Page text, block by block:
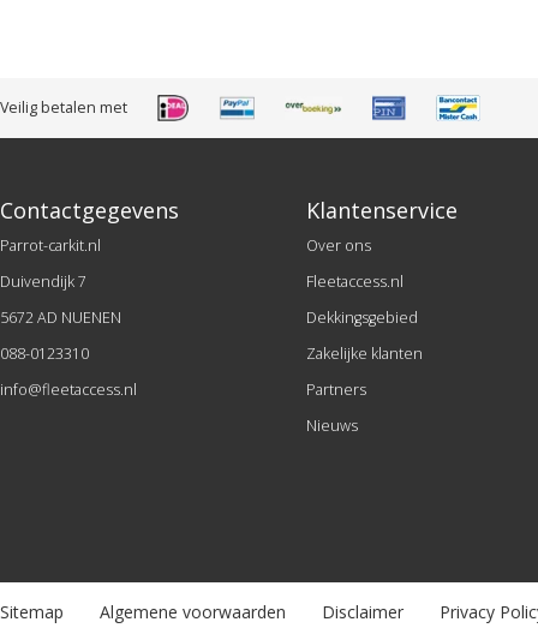
Veilig betalen met
Contactgegevens
Parrot-carkit.nl
Duivendijk 7
5672 AD NUENEN
088-0123310
info@fleetaccess.nl
Klantenservice
Over ons
Fleetaccess.nl
Dekkingsgebied
Zakelijke klanten
Partners
Nieuws
Sitemap Algemene voorwaarden Disclaimer Privacy